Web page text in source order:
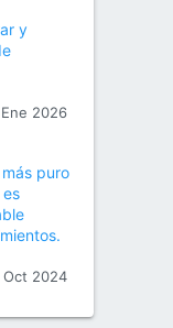
y
2026
puro
Oct 2024